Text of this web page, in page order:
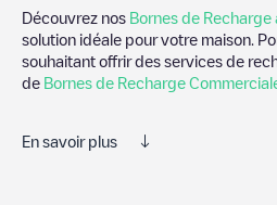
Découvrez nos Bornes de Recharge
solution idéale pour votre maison.
souhaitant offrir des services de
de Bornes de Recharge
En savoir plus